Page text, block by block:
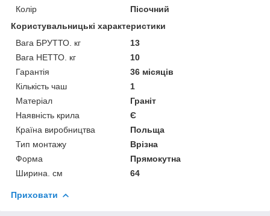
Колір
Пісочний
Користувальницькі характеристики
Вага БРУТТО. кг
13
Вага НЕТТО. кг
10
Гарантія
36 місяців
Кількість чаш
1
Матеріал
Граніт
Наявність крила
Є
Країна виробництва
Польща
Тип монтажу
Врізна
Форма
Прямокутна
Ширина. см
64
Приховати